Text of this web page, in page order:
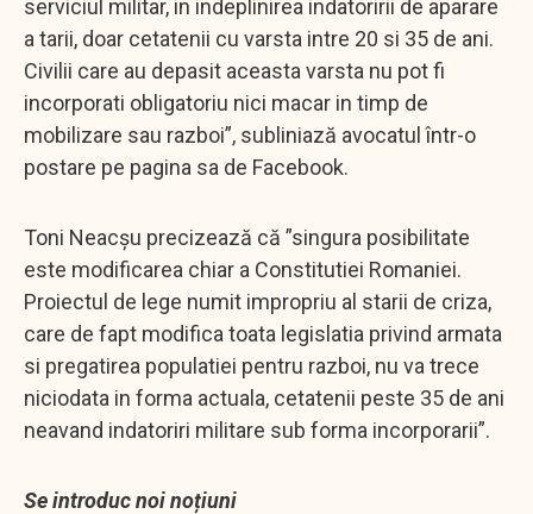
serviciul militar, in indeplinirea indatoririi de aparare
a tarii, doar cetatenii cu varsta intre 20 si 35 de ani.
Civilii care au depasit aceasta varsta nu pot fi
incorporati obligatoriu nici macar in timp de
mobilizare sau razboi”, subliniază avocatul într-o
postare pe pagina sa de Facebook.
Toni Neacșu precizează că ”singura posibilitate
este modificarea chiar a Constitutiei Romaniei.
Proiectul de lege numit impropriu al starii de criza,
care de fapt modifica toata legislatia privind armata
si pregatirea populatiei pentru razboi, nu va trece
niciodata in forma actuala, cetatenii peste 35 de ani
neavand indatoriri militare sub forma incorporarii”.
Se introduc noi noțiuni